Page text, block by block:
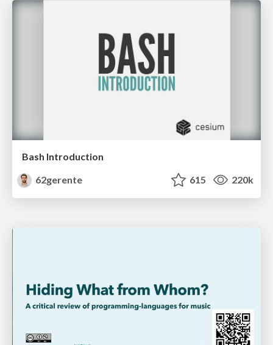
Bash Introduction
62gerente
615 220k